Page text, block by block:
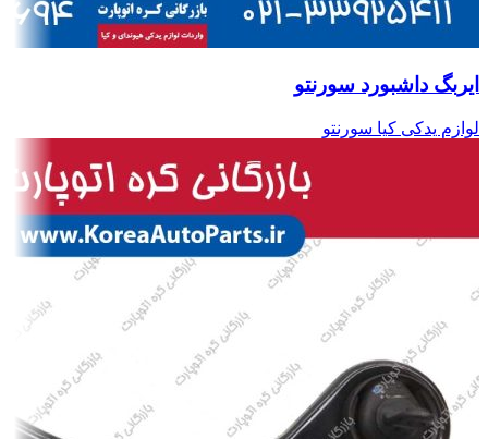
ایربگ داشبورد سورنتو
لوازم یدکی کیا سورنتو